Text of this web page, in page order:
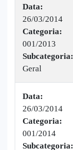
Data:
26/03/2014
Categoria:
001/2013
Subcategoria:
Geral
Data:
26/03/2014
Categoria:
001/2014
Subcategoria: